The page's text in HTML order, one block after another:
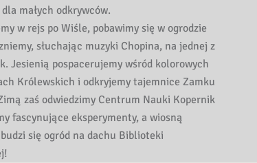
małych odkrywców.
w rejs po Wiśle, pobawimy się w ogrodzie
słuchając muzyki Chopina, na jednej z
Jesienią pospacerujemy wśród kolorowych
Królewskich i odkryjemy tajemnice Zamku
zaś odwiedzimy Centrum Nauki Kopernik
fascynujące eksperymenty, a wiosną
się ogród na dachu Biblioteki